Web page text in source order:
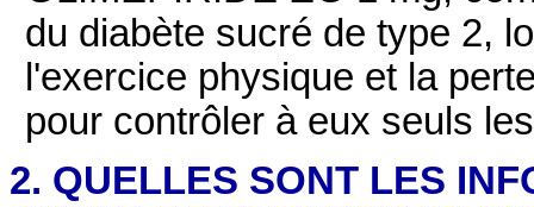
du diabète sucré de type 2,
l'exercice physique et la
pour contrôler à eux seuls
2. QUELLES SONT LES